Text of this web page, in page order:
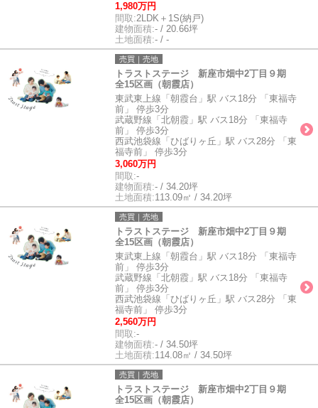
1,980万円
間取:2LDK＋1S(納戸)
建物面積:- / 20.66坪
土地面積:- / -
売買｜売地
トラストステージ 新座市畑中2丁目９期
全15区画（朝霞店）
東武東上線「朝霞台」駅 バス18分 「東福寺
前」 停歩3分
武蔵野線「北朝霞」駅 バス18分 「東福寺
前」 停歩3分
西武池袋線「ひばりヶ丘」駅 バス28分 「東
福寺前」 停歩3分
3,060万円
間取:-
建物面積:- / 34.20坪
土地面積:113.09㎡ / 34.20坪
売買｜売地
トラストステージ 新座市畑中2丁目９期
全15区画（朝霞店）
東武東上線「朝霞台」駅 バス18分 「東福寺
前」 停歩3分
武蔵野線「北朝霞」駅 バス18分 「東福寺
前」 停歩3分
西武池袋線「ひばりヶ丘」駅 バス28分 「東
福寺前」 停歩3分
2,560万円
間取:-
建物面積:- / 34.50坪
土地面積:114.08㎡ / 34.50坪
売買｜売地
トラストステージ 新座市畑中2丁目９期
全15区画（朝霞店）